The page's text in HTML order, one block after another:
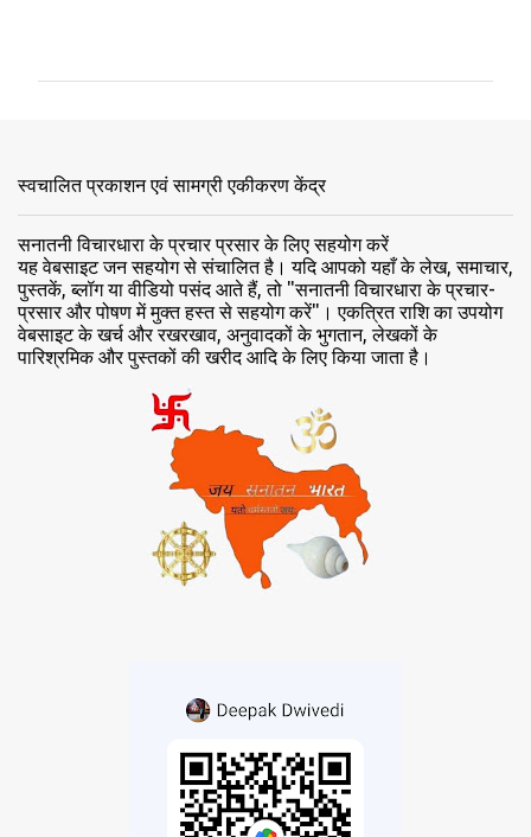
स्वचालित प्रकाशन एवं सामग्री एकीकरण केंद्र
सनातनी विचारधारा के प्रचार प्रसार के लिए सहयोग करें
यह वेबसाइट जन सहयोग से संचालित है। यदि आपको यहाँ के लेख, समाचार,
पुस्तकें, ब्लॉग या वीडियो पसंद आते हैं, तो "सनातनी विचारधारा के प्रचार-
प्रसार और पोषण में मुक्त हस्त से सहयोग करें"। एकत्रित राशि का उपयोग
वेबसाइट के खर्च और रखरखाव, अनुवादकों के भुगतान, लेखकों के
पारिश्रमिक और पुस्तकों की खरीद आदि के लिए किया जाता है।